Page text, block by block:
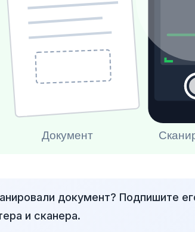
Документ
документ? Подпишите
и сканера.